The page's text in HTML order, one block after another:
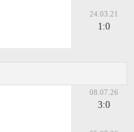
24.03.21
1:0
08.07.26
3:0